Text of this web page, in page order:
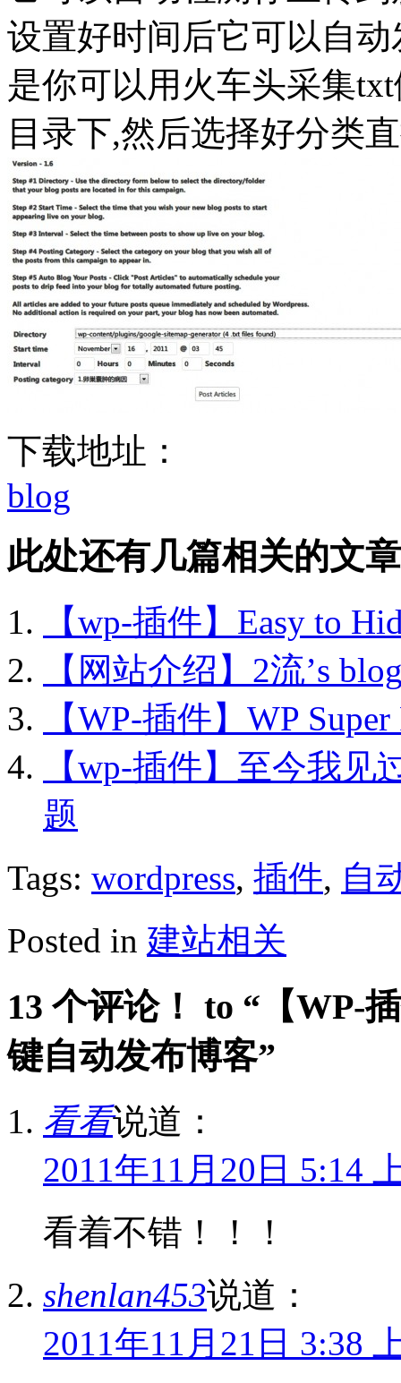
设置好时间后它可以自
是你可以用火车头采集
目录下,然后选择好分类
下载地址：
blog
此处还有几篇相关的文
【wp-插件】Easy to
【网站介绍】2流’s
【WP-插件】WP Super
【wp-插件】至今我
题
Tags: wordpress, 插件, 自
Posted in 建站相关
13 个评论！ to “【WP-
键自动发布博客”
看看说道：
2011年11月20日 5:14
看着不错！！！
shenlan453说道：
2011年11月21日 3:38